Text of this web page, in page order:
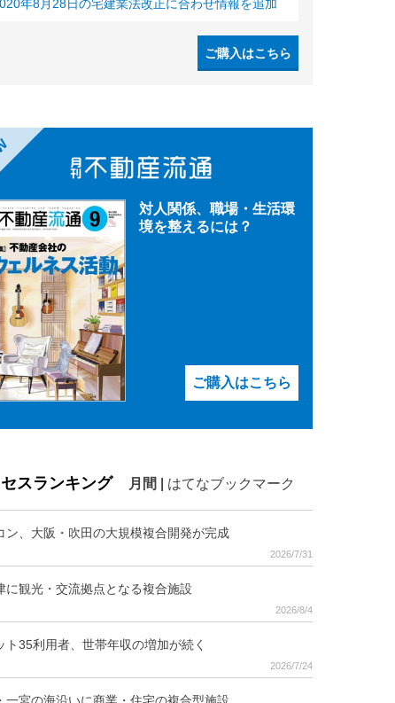
年8月28日の宅建業法改正に合わせ情報を追加
ご購入はこちら
対人関係、職場・生活環
境を整えるには？
ご購入はこちら
スランキング 月間 はてなブックマーク
ン、大阪・吹田の大規模複合開発が完成
2026/7/31
に観光・交流拠点となる複合施設
2026/8/4
ト35利用者、世帯年収の増加が続く
2026/7/24